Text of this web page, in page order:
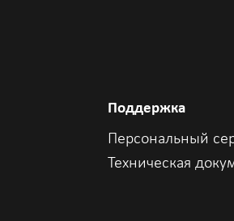
MAC, ARP, VLAN, Basic
Mirroring, STP, RSTP,
v1/v2/v3 snooping, IGMP
DHCP, Jumbo frame, RLDP,
Поддержка
Персональный
Техническая